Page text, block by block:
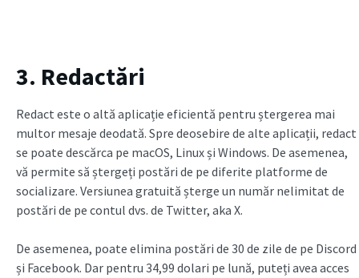
3. Redactări
Redact este o altă aplicație eficientă pentru ștergerea mai
multor mesaje deodată. Spre deosebire de alte aplicații, redact
se poate descărca pe macOS, Linux și Windows. De asemenea,
vă permite să ștergeți postări de pe diferite platforme de
socializare. Versiunea gratuită șterge un număr nelimitat de
postări de pe contul dvs. de Twitter, aka X.
De asemenea, poate elimina postări de 30 de zile de pe Discord
și Facebook. Dar pentru 34,99 dolari pe lună, puteți avea acces